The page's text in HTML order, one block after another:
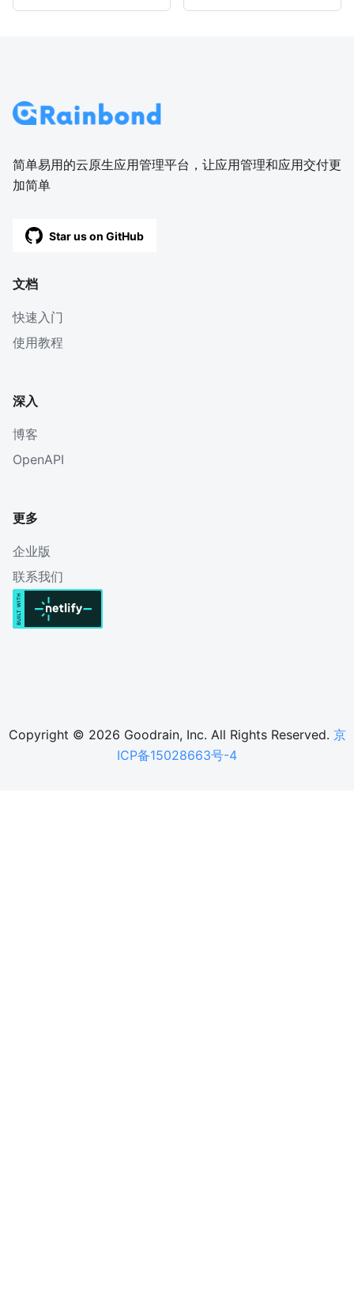
简单易用的云原生应用管理平台，让应用管理和应用交付更
加简单
Star us on GitHub
文档
快速入门
使用教程
深入
博客
OpenAPI
更多
企业版
联系我们
Copyright © 2026 Goodrain, Inc. All Rights Reserved. 京
ICP备15028663号-4